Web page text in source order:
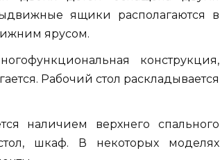
ящики располагаются в
ярусом.
конструкция,
Рабочий стол раскладывается
наличием верхнего спального
шкаф. В некоторых моделях